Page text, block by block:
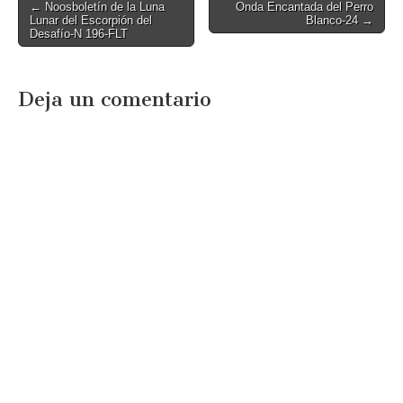
Post
navigation
← Noosboletín de la Luna
Lunar del Escorpión del
Desafío-N 196-FLT
Onda Encantada del Perro
Blanco-24 →
Deja un comentario